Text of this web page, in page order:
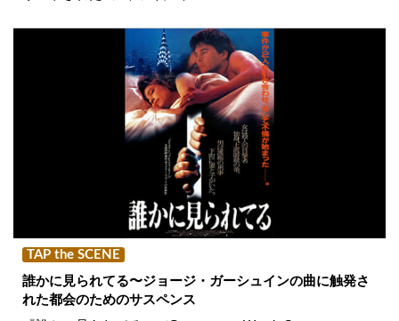
TAP the SCENE
誰かに見られてる〜ジョージ・ガーシュインの曲に触発さ
れた都会のためのサスペンス